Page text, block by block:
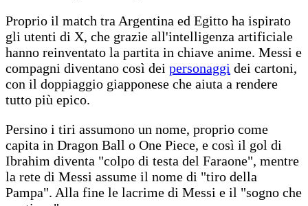
Proprio il match tra Argentina ed Egitto ha ispirato
gli utenti di X, che grazie all'intelligenza artificiale
hanno reinventato la partita in chiave anime. Messi e
compagni diventano così dei personaggi dei cartoni,
con il doppiaggio giapponese che aiuta a rendere
tutto più epico.
Persino i tiri assumono un nome, proprio come
capita in Dragon Ball o One Piece, e così il gol di
Ibrahim diventa "colpo di testa del Faraone", mentre
la rete di Messi assume il nome di "tiro della
Pampa". Alla fine le lacrime di Messi e il "sogno che